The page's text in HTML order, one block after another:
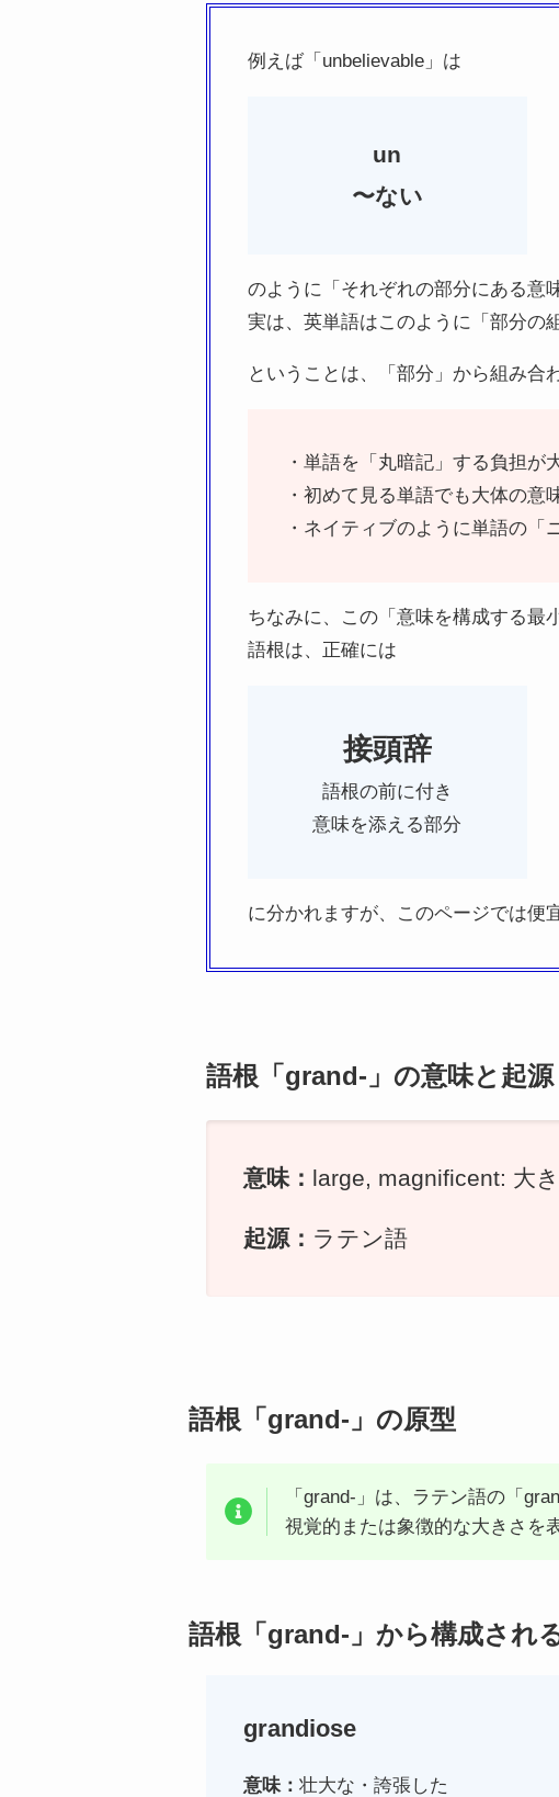
例えば「unbelievable」は
un
〜ない
のように「それぞれの部分にある意
実は、英単語はこのように「部分の
ということは、「部分」から組み合
・単語を「丸暗記」する負担が
・初めて見る単語でも大体の意
・ネイティブのように単語の「
ちなみに、この「意味を構成する最
語根は、正確には
接頭辞
語根の前に付き
意味を添える部分
に分かれますが、このページでは便
語根「grand-」の意味と起源
意味： large, magnificent: 大
起源： ラテン語
語根「grand-」の原型
「grand-」は、ラテン語の「
視覚的または象徴的な大きさを
語根「grand-」から構成され
grandiose
意味： 壮大な・誇張した